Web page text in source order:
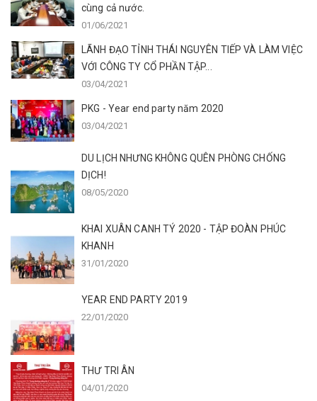
cùng cả nước.
01/06/2021
LÃNH ĐẠO TỈNH THÁI NGUYÊN TIẾP VÀ LÀM VIỆC
VỚI CÔNG TY CỔ PHẦN TẬP...
03/04/2021
PKG - Year end party năm 2020
03/04/2021
DU LỊCH NHƯNG KHÔNG QUÊN PHÒNG CHỐNG
DỊCH!
08/05/2020
KHAI XUÂN CANH TÝ 2020 - TẬP ĐOÀN PHÚC
KHANH
31/01/2020
YEAR END PARTY 2019
22/01/2020
THƯ TRI ÂN
04/01/2020